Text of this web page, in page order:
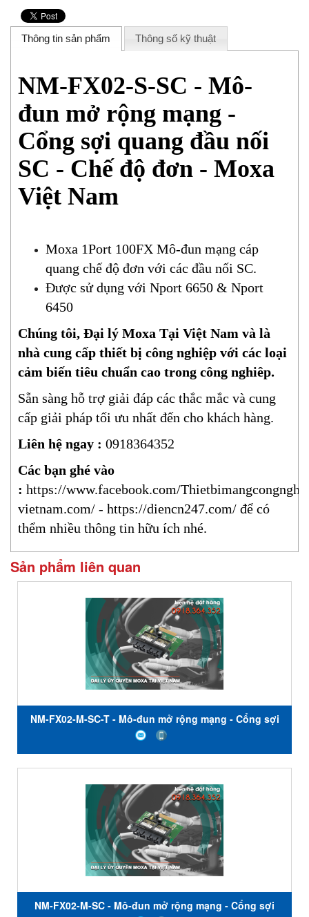
Thông tin sản phẩm Thông số kỹ thuật
NM-FX02-S-SC - Mô-
đun mở rộng mạng -
Cổng sợi quang đầu nối
SC - Chế độ đơn - Moxa
Việt Nam
Moxa 1Port 100FX Mô-đun mạng cáp
quang chế độ đơn với các đầu nối SC.
Được sử dụng với Nport 6650 & Nport
6450
Chúng tôi, Đại lý Moxa Tại Việt Nam và là
nhà cung cấp thiết bị công nghiệp với các loại
cảm biến tiêu chuẩn cao trong công nghiêp.
Sẵn sàng hỗ trợ giải đáp các thắc mắc và cung
cấp giải pháp tối ưu nhất đến cho khách hàng.
Liên hệ ngay : 0918364352
Các bạn ghé vào
: https://www.facebook.com/
vietnam.com/ - https://diencn247.com/ để có
thểm nhiều thông tin hữu ích nhé.
Sản phẩm liên quan
NM-FX02-M-SC-T - Mô-đun mở rộng mạng - Cổng sợi
quang đầu nối SC đa chế độ - Nhiệt độ hoạt động -40
đến 75℃ - Moxa Việt Nam
NM-FX02-M-SC - Mô-đun mở rộng mạng - Cổng sợi